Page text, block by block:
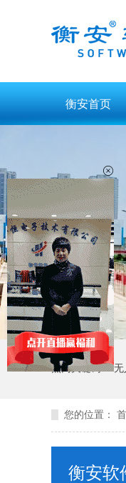
衡安首页
热门关键词：无
您的位置：
衡安软